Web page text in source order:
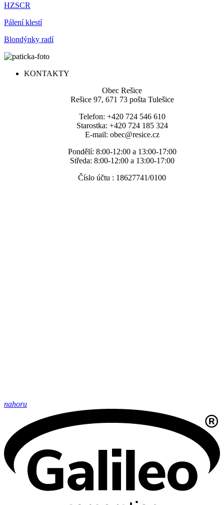
HZSCR
Pálení klestí
Blondýnky radí
KONTAKTY
Obec Rešice
Rešice 97, 671 73 pošta Tulešice
Telefon: +420 724 546 610
Starostka: +420 724 185 324
E-mail: obec@resice.cz
Pondělí: 8:00-12:00 a 13:00-17:00
Středa: 8:00-12:00 a 13:00-17:00
Číslo účtu : 18627741/0100
nahoru